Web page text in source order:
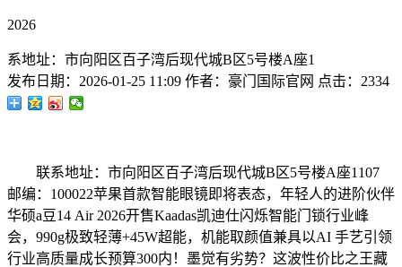
2026
系地址：市向阳区百子湾后现代城B区5号楼A座1
发布日期： 2026-01-25 11:09 作者： 豪门国际官网 点击： 2334
联系地址：市向阳区百子湾后现代城B区5号楼A座1107
邮编：100022苹果首款智能眼镜即将表态，年轻人的进阶伙伴
华硕a豆14 Air 2026开售Kaadas凯迪仕闪烁智能门锁行业峰
会，990g极致轻薄+45W超能，机能取颜值兼具以AI 手艺引领
行业高质量成长预算300内！墨觉有劣势？这波性价比之王藏